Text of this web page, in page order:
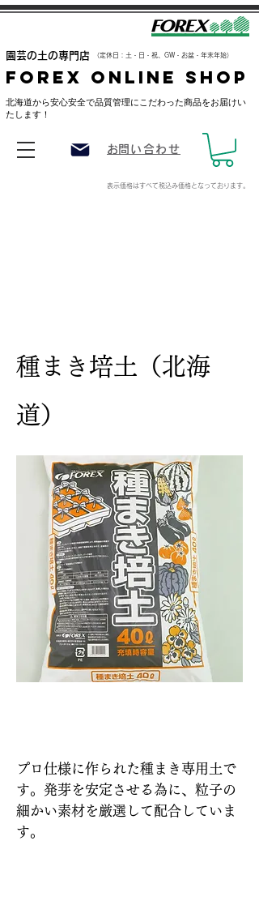
​園芸の土の専門店
FOREX ONLINE SHOP
表示価格はすべて税込み価格となっております。
（定休日：土・日・祝、GW・お盆・年末年始）
​お問い合わせ
​北海道から安心安全で品質管理にこだわった商品をお届けい
たします！
種まき培土（北海
道）
プロ仕様に作られた種まき専用土で
す。発芽を安定させる為に、粒子の
細かい素材を厳選して配合していま
す。